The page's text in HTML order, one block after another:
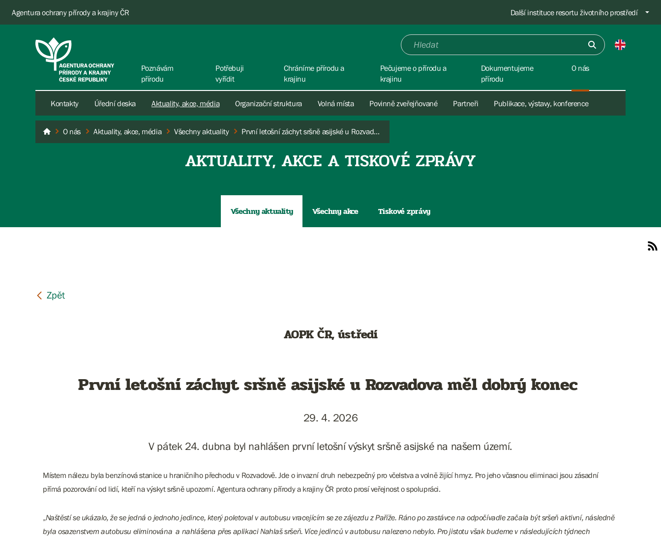
Agentura ochrany přírody a krajiny ČR Další instituce resortu životního prostředí
Poznávám
přírodu
Potřebuji
vyřídit
Chráníme přírodu a
krajinu
Pečujeme o přírodu a
krajinu
Dokumentujeme
přírodu
O nás
Kontakty Úřední deska Aktuality, akce, média Organizační struktura Volná místa Povinně zveřejňované Partneři Publikace, výstavy, konference
AOPK ČR
O nás Aktuality, akce, média Všechny aktuality První letošní záchyt sršně asijské u Rozvadova měl dobrý konec
AKTUALITY, AKCE A TISKOVÉ ZPRÁVY
Všechny aktuality Všechny akce Tiskové zprávy
AOPK ČR, ústředí
První letošní záchyt sršně asijské u Rozvadova měl dobrý konec
29. 4. 2026
V pátek 24. dubna byl nahlášen první letošní výskyt sršně asijské na našem území.
Místem nálezu byla benzínová stanice u hraničního přechodu v Rozvadově. Jde o invazní druh nebezpečný pro včelstva a volně žijící hmyz. Pro jeho včasnou eliminaci jsou zásadní
přímá pozorování od lidí, kteří na výskyt sršně upozorní. Agentura ochrany přírody a krajiny ČR proto prosí veřejnost o spolupráci.
„Naštěstí se ukázalo, že se jedná o jednoho jedince, který poletoval v autobusu vracejícím se ze zájezdu z Paříže. Ráno po zastávce na odpočívadle začala být sršeň aktivní, následně
byla osazenstvem autobusu eliminována a nahlášena přes aplikaci Nahlaš sršeň. Více jedinců v autobusu nalezeno nebylo. Pro jistotu však budeme v následujících týdnech